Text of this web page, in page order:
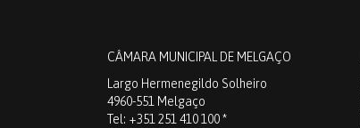
CÂMARA MUNICIPAL DE MELGAÇO
Largo Hermenegildo Solheiro
4960-551 Melgaço
Tel: +351 251 410 100 *